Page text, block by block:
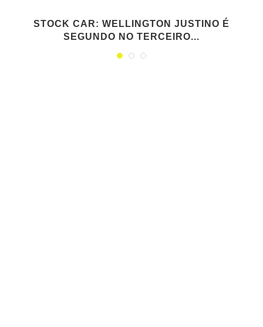
STOCK CAR: WELLINGTON JUSTINO É
SEGUNDO NO TERCEIRO...